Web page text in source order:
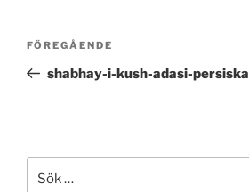
Inläggsnavigering
Föregående
inlägg
FÖREGÅENDE
shabhay-i-kush-adasi-persiska
efter: